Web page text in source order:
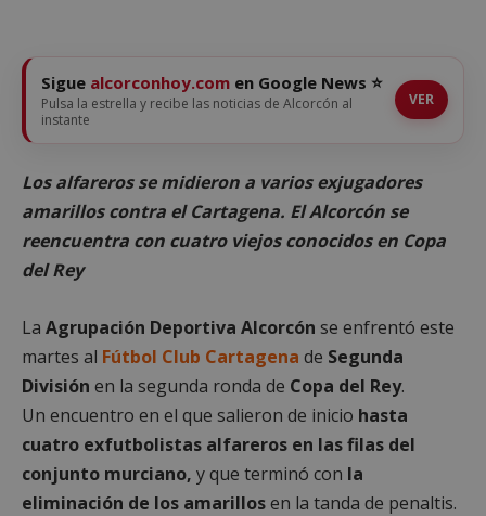
Sigue alcorconhoy.com en Google News ⭐
Pulsa la estrella y recibe las noticias de Alcorcón al
instante
VER
Los alfareros se midieron a varios exjugadores
amarillos contra el Cartagena. El Alcorcón se
reencuentra con cuatro viejos conocidos en Copa
del Rey
La Agrupación Deportiva Alcorcón se enfrentó este
martes al Fútbol Club Cartagena de Segunda
División en la segunda ronda de Copa del Rey.
Un encuentro en el que salieron de inicio hasta
cuatro exfutbolistas alfareros en las filas del
conjunto murciano, y que terminó con la
eliminación de los amarillosen la tanda de penaltis.